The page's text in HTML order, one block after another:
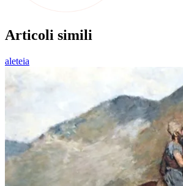
Articoli simili
aleteia